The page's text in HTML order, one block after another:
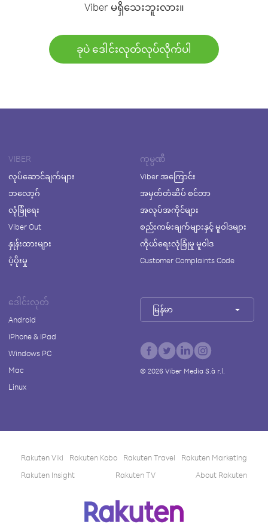
Viber မရှိသေးဘူးလား။
ခုပဲ ဒေါင်းလုတ်လုပ်လိုက်ပါ
VIBER
လုပ်ဆောင်ချက်များ
ဘလော့ဂ်
လုံခြုံရေး
Viber Out
နှုန်းထားများ
ပံ့ပိုးမှု
ကုမ္ပဏီ
Viber အကြောင်း
အမှတ်တံဆိပ် စင်တာ
အလုပ်အကိုင်များ
စည်းကမ်းချက်များနှင့် မူဝါဒများ
ကိုယ်ရေးလုံခြုံမှု မူဝါဒ
Customer Complaints Code
ဒေါင်းလုတ်
Android
iPhone & iPad
Windows PC
Mac
Linux
မြန်မာ
© 2026Viber Media S.à r.l.
Rakuten Viki Rakuten Kobo Rakuten Travel
Rakuten Marketing
Rakuten Insight
Rakuten TV About Rakuten